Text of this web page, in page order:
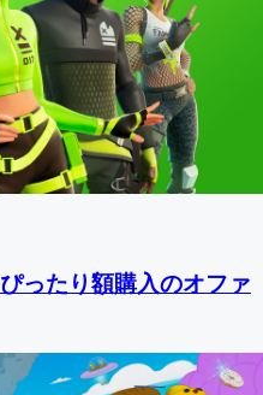
ったり額購入のオファ